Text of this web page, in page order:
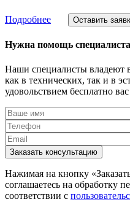
Подробнее Оставить
Нужна помощь
Наши специалисты владеют
как в технических, так и в
удовольствием бесплатно
Заказать консультацию
Нажимая на кнопку
соглашаетесь на обработку
соответствии с